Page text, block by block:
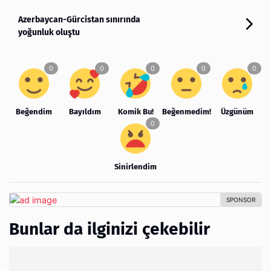
Azerbaycan-Gürcistan sınırında
yoğunluk oluştu
Beğendim Bayıldım Komik Bu! Beğenmedim! Üzgünüm
Sinirlendim
Bunlar da ilginizi çekebilir